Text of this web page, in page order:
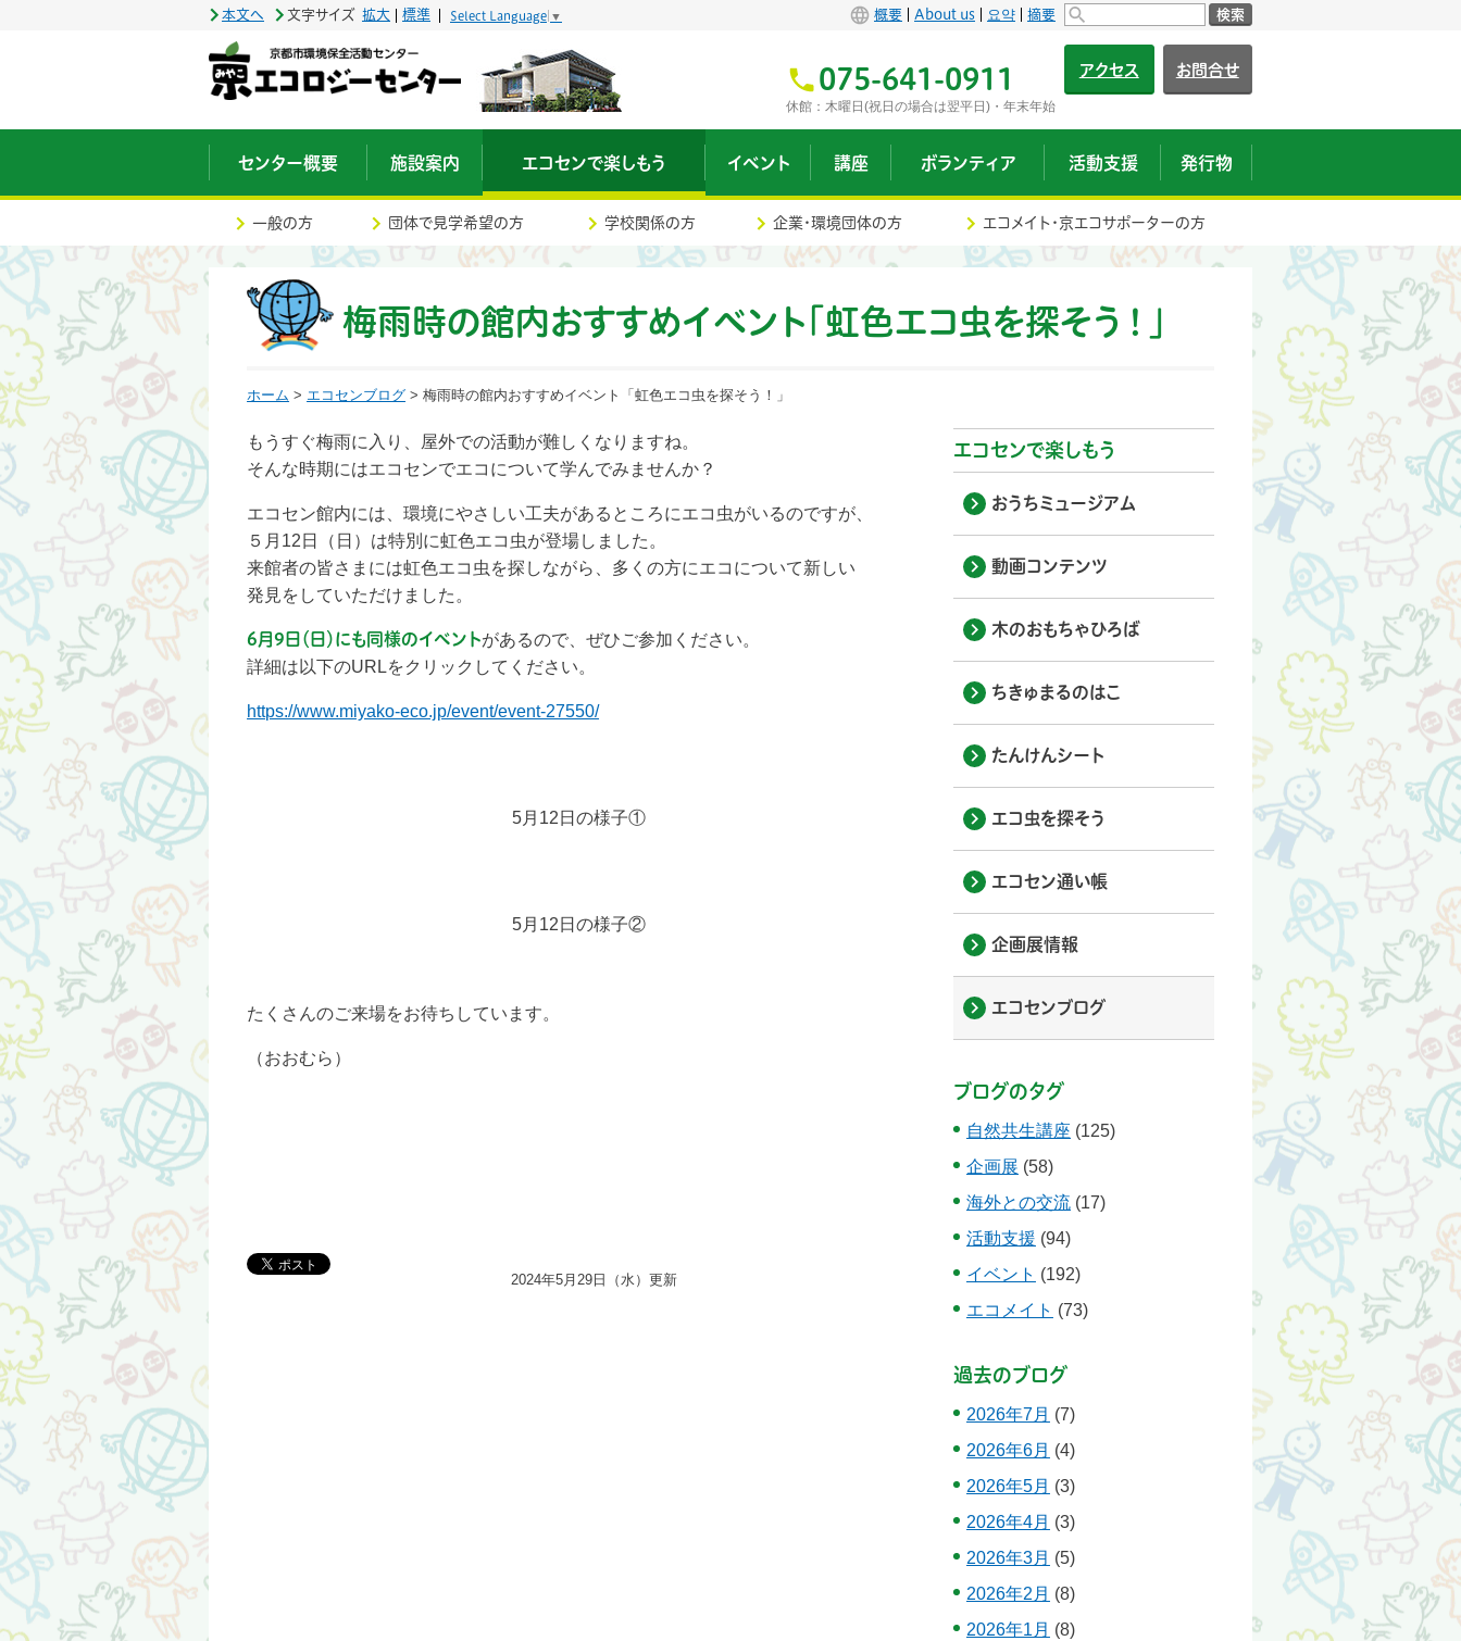
本文へ 文字サイズ 拡大 標準 Select Language ▼ 概要 About us 요약 摘要 検索
075-641-0911
休館：木曜日(祝日の場合は翌平日)・年末年始
アクセス お問合せ
センター概要 施設案内 エコセンで楽しもう イベント 講座 ボランティア 活動支援 発行物
一般の方 団体で見学希望の方 学校関係の方 企業・環境団体の方 エコメイト・京エコサポーターの方
梅雨時の館内おすすめイベント「虹色エコ虫を探そう！」
ホーム > エコセンブログ > 梅雨時の館内おすすめイベント「虹色エコ虫を探そう！」
もうすぐ梅雨に入り、屋外での活動が難しくなりますね。
そんな時期にはエコセンでエコについて学んでみませんか？
エコセン館内には、環境にやさしい工夫があるところにエコ虫がいるのですが、
５月12日（日）は特別に虹色エコ虫が登場しました。
来館者の皆さまには虹色エコ虫を探しながら、多くの方にエコについて新しい
発見をしていただけました。
6月9日（日）にも同様のイベントがあるので、ぜひご参加ください。
詳細は以下のURLをクリックしてください。
https://www.miyako-eco.jp/event/event-27550/
5月12日の様子①
5月12日の様子②
たくさんのご来場をお待ちしています。
（おおむら）
2024年5月29日（水）更新
エコセンで楽しもう
おうちミュージアム
動画コンテンツ
木のおもちゃひろば
ちきゅまるのはこ
たんけんシート
エコ虫を探そう
エコセン通い帳
企画展情報
エコセンブログ
ブログのタグ
自然共生講座 (125)
企画展 (58)
海外との交流(17)
活動支援 (94)
イベント (192)
エコメイト (73)
過去のブログ
2026年7月 (7)
2026年6月 (4)
2026年5月 (3)
2026年4月 (3)
2026年3月 (5)
2026年2月 (8)
2026年1月 (8)